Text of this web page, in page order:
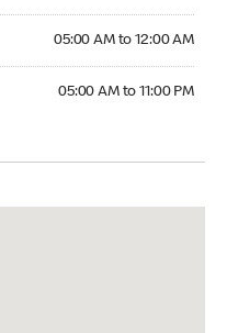
05:00 AM to 12:00 AM
05:00 AM to 11:00 PM